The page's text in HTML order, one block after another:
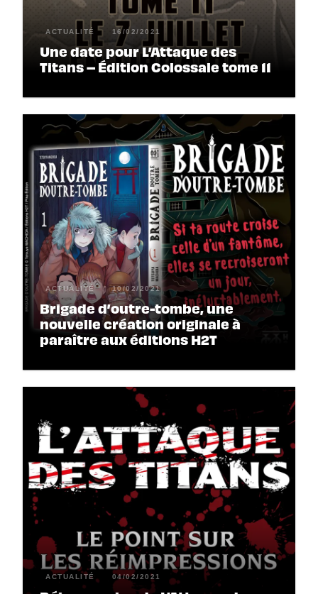
ACTUALITÉ 16/02/2021
Une date pour L’Attaque des
Titans – Édition Colossale tome 11
ACTUALITÉ 10/02/2021
Brigade d’outre-tombe, une
nouvelle création originale à
paraître aux éditions H2T
ACTUALITÉ 04/02/2021